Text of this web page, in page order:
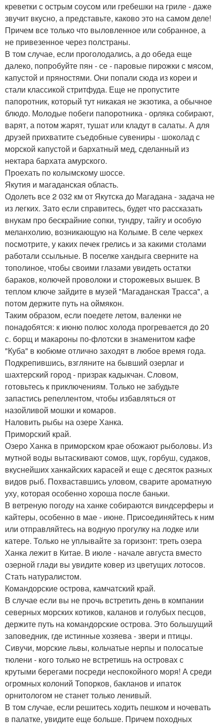
креветки с острым соусом или гребешки на гриле - даже
звучит вкусно, а представьте, каково это на самом деле!
Причем все только что выловленное или собранное, а
не привезенное через полстраны.
В том случае, если проголодались, а до обеда еще
далеко, попробуйте пян - се - паровые пирожки с мясом,
капустой и пряностями. Они попали сюда из кореи и
стали классикой стритфуда. Еще не пропустите
папоротник, который тут никакая не экзотика, а обычное
блюдо. Молодые побеги папоротника - орляка собирают,
варят, а потом жарят, тушат или кладут в салаты. А для
друзей прихватите съедобные сувениры - шоколад с
морской капустой и бархатный мед, сделанный из
нектара бархата амурского.
Проехать по колымскому шоссе.
Якутия и магаданская область.
Одолеть все 2 032 км от Якутска до Магадана - задача не
из легких. Зато если справитесь, будет что рассказать
внукам про бескрайние сопки, тундру, тайгу и особую
меланхолию, возникающую на Колыме. В селе черкех
посмотрите, у каких печек грелись и за какими столами
работали ссыльные. В поселке хандыга сверните на
тополиное, чтобы своими глазами увидеть остатки
бараков, колючей проволоки и сторожевых вышек. В
теплом ключе зайдите в музей "Магаданская Трасса", а
потом держите путь на оймякон.
Таким образом, если поедете летом, валенки не
понадобятся: к июню полюс холода прогревается до 20
с. борщ и макароны по-флотски в знаменитом кафе
"Куба" в кюбюме отлично заходят в любое время года.
Подкрепившись, взгляните на бывший озерлаг и
шахтерский город - призрак кадыкчан. Словом,
готовьтесь к приключениям. Только не забудьте
запастись репеллентом, чтобы избавляться от
назойливой мошки и комаров.
Наловить рыбы на озере Ханка.
Приморский край.
Озеро Ханка в приморском крае обожают рыболовы. Из
мутной воды вытаскивают сомов, щук, горбуш, судаков,
вкуснейших ханкайских карасей и еще с десяток разных
видов рыб. Похваставшись уловом, сварите ароматную
уху, которая особенно хороша после баньки.
В ветреную погоду на ханке собираются виндсерферы и
кайтеры, особенно в мае - июне. Присоединяйтесь к ним
или отправляйтесь на водную прогулку на лодке или
катере. Только не уплывайте за горизонт: треть озера
Ханка лежит в Китае. В июле - начале августа вместо
озерной глади вы увидите ковер из цветущих лотосов.
Стать натуралистом.
Командорские острова, камчатский край.
В случае если вы не прочь встретить день в компании
северных морских котиков, каланов и голубых песцов,
держите путь на командорские острова. Это большущий
заповедник, где истинные хозяева - звери и птицы.
Сивучи, морские львы, кольчатые нерпы и полосатые
тюлени - кого только не встретишь на островах с
крутыми берегами посреди неспокойного моря! А среди
огромных колоний Топорков, бакланов и ипаток
орнитологом не станет только ленивый.
В том случае, если решитесь ходить пешком и ночевать
в палатке, увидите еще больше. Причем походных